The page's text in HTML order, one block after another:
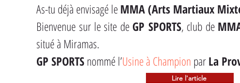
As-tu déjà envisagé le MMA (Arts Martiaux
Bienvenue sur le site de GP SPORTS, club de
situé à Miramas.
GP SPORTS nommé l’Usine à Champion par La
Lire l'article